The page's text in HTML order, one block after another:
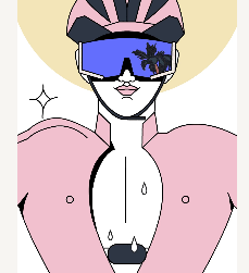
In the Mood for
Lycra